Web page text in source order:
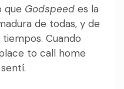
que Godspeed es la
de todas, y de
Cuando
to call home